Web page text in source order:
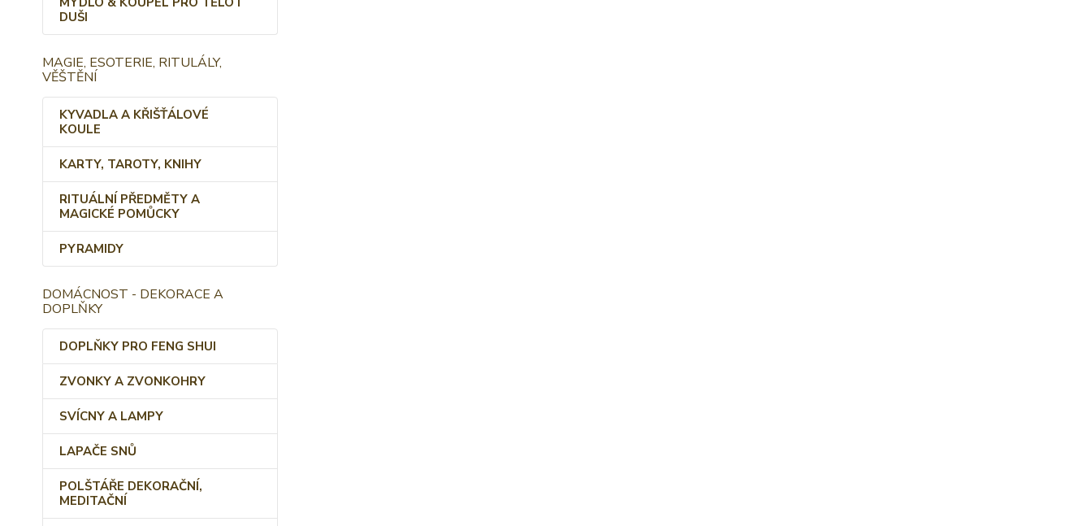
DUŠI
MAGIE, ESOTERIE, RITULÁLY,
VĚŠTĚNÍ
KYVADLA A KŘIŠŤÁLOVÉ
KOULE
KARTY, TAROTY, KNIHY
RITUÁLNÍ PŘEDMĚTY A
MAGICKÉ POMŮCKY
PYRAMIDY
DOMÁCNOST - DEKORACE A
DOPLŇKY
DOPLŇKY PRO FENG SHUI
ZVONKY A ZVONKOHRY
SVÍCNY A LAMPY
LAPAČE SNŮ
POLŠTÁŘE DEKORAČNÍ,
MEDITAČNÍ